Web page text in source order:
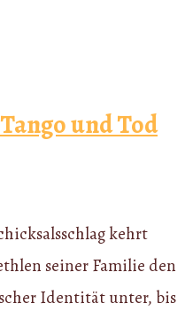
und Tod
kehrt
seiner Familie den
Identität unter, bis